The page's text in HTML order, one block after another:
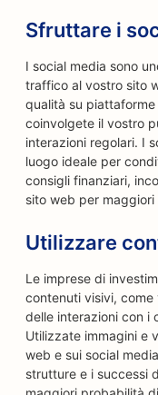
Sfruttare i
I social media sono
traffico al vostro sito
qualità su
coinvolgete il vostro
interazioni regolari. I
luogo ideale per
consigli finanziari,
sito web per maggiori
Utilizzare
Le imprese di
contenuti visivi,
delle interazioni con i
Utilizzate immagini e
web e sui social
strutture e i successi